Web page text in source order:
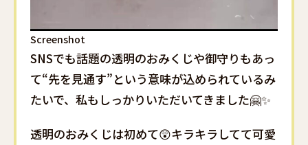
Screenshot
SNSでも話題の透明のおみくじや御守りもあっ
て“先を見通す”という意味が込められているみ
たいで、私もしっかりいただいてきました🤗✨
透明のおみくじは初めて😲キラキラしてて可愛